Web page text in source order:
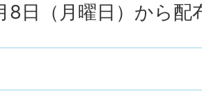
8日（月曜日）から配